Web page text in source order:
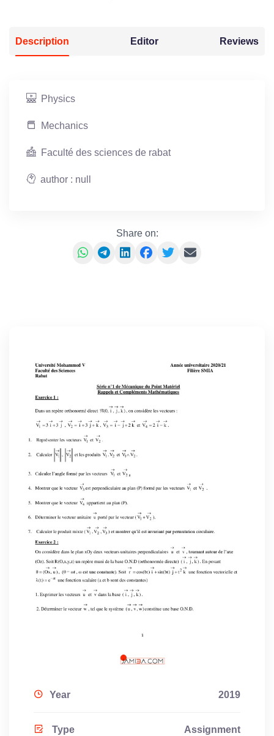
Description Editor Reviews
Physics
Mechanics
Faculté des sciences de rabat
author : null
Share on:
Year 2019
Type Assignment